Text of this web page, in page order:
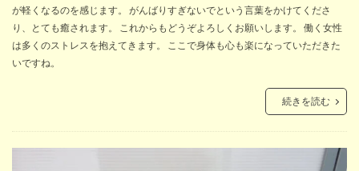
が軽くなるのを感じます。 がんばりすぎないでという言葉をかけてくださ
り、とても癒されます。 これからもどうぞよろしくお願いします。 働く女性
は多くのストレスを抱えてきます。 ここで身体も心も楽になっていただきた
いですね。
続きを読む